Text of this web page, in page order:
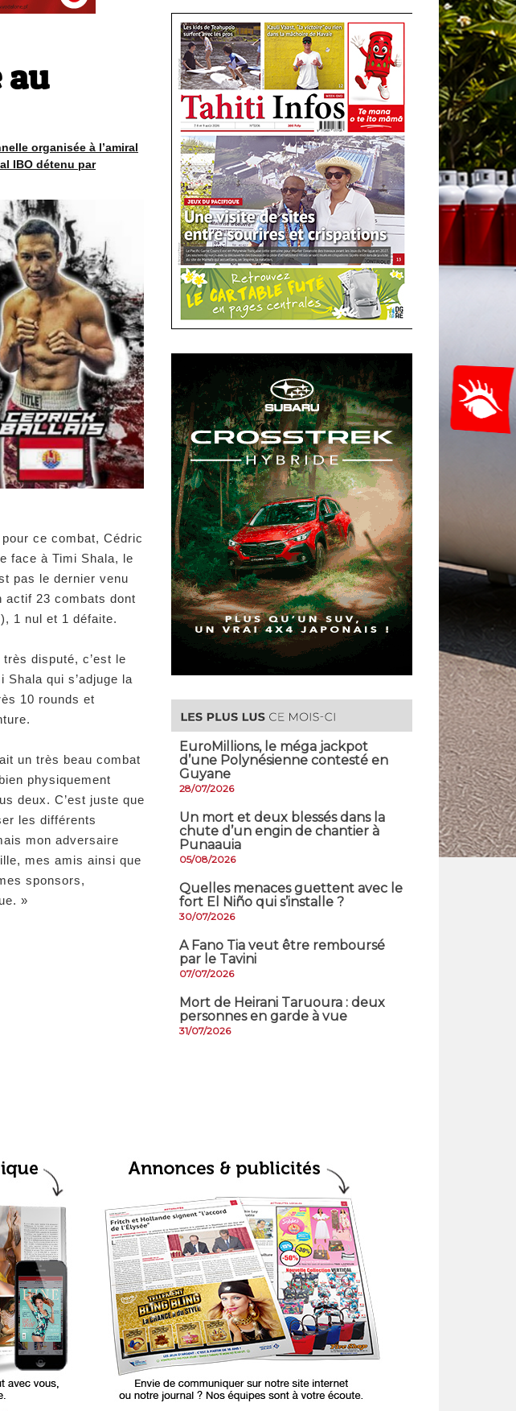
au
organisée à l’amiral
IBO détenu par
ce combat, Cédric
face à Timi Shala, le
pas le dernier venu
actif 23 combats dont
1 nul et 1 défaite.
disputé, c’est le
Shala qui s’adjuge la
10 rounds et
un très beau combat
physiquement
deux. C’est juste que
les différents
mon adversaire
mes amis ainsi que
sponsors,
»
EuroMillions, ​le méga jackpot
d’une Polynésienne contesté en
Guyane
28/07/2026
​Un mort et deux blessés dans la
chute d’un engin de chantier à
Punaauia
05/08/2026
Quelles menaces guettent avec le
fort El Niño qui s’installe ?
30/07/2026
A Fano Tia veut être remboursé
par le Tavini
07/07/2026
Mort de Heirani Taruoura : deux
personnes en garde à vue
31/07/2026